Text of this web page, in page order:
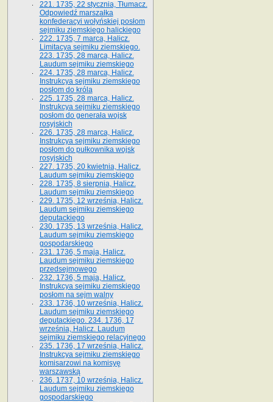
221. 1735, 22 stycznia, Tłumacz.
Odpowiedź marszałka
konfederacyi wołyńskiej posłom
sejmiku ziemskiego halickiego
222. 1735, 7 marca, Halicz.
Limitacya sejmiku ziemskiego.
223. 1735, 28 marca, Halicz.
Laudum sejmiku ziemskiego
224. 1735, 28 marca, Halicz.
Instrukcya sejmiku ziemskiego
posłom do króla
225. 1735, 28 marca, Halicz.
Instrukcya sejmiku ziemskiego
posłom do generała wojsk
rosyjskich
226. 1735, 28 marca, Halicz.
Instrukcya sejmiku ziemskiego
posłom do pułkownika wojsk
rosyjskich
227. 1735, 20 kwietnia, Halicz.
Laudum sejmiku ziemskiego
228. 1735, 8 sierpnia, Halicz.
Laudum sejmiku ziemskiego
229. 1735, 12 września, Halicz.
Laudum sejmiku ziemskiego
deputackiego
230. 1735, 13 września, Halicz.
Laudum sejmiku ziemskiego
gospodarskiego
231. 1736, 5 maja, Halicz.
Laudum sejmiku ziemskiego
przedsejmowego
232. 1736, 5 maja, Halicz.
Instrukcya sejmiku ziemskiego
posłom na sejm walny
233. 1736, 10 września, Halicz.
Laudum sejmiku ziemskiego
deputackiego. 234. 1736, 17
września, Halicz. Laudum
sejmiku ziemskiego relacyjnego
235. 1736, 17 września, Halicz.
Instrukcya sejmiku ziemskiego
komisarzowi na komisyę
warszawską
236. 1737, 10 września, Halicz.
Laudum sejmiku ziemskiego
gospodarskiego